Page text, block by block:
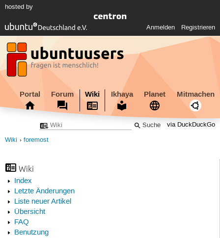
hosted by
Anmelden Registrieren
Portal Forum Wiki Ikhaya Planet Mitmachen
via DuckDuckGo
Wiki foremost
Wiki
Index
Letzte Änderungen
Liste neuer Artikel
Übersicht
FAQ
Benutzung